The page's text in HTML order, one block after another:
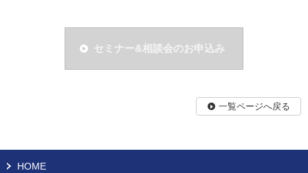
セミナー&相談会のお申込み
一覧ページへ戻る
HOME